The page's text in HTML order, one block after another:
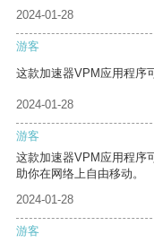
2024-01-28
游客
这款加速器VPM应用程序
2024-01-28
游客
这款加速器VPM应用程序
助你在网络上自由移动。
2024-01-28
游客